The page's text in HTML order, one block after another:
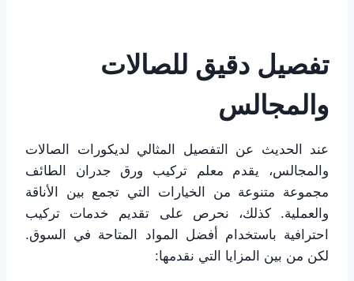
تفصيل دقيق للصالات
والمجالس
عند الحديث عن التفصيل المثالي لديكورات الصالات
والمجالس، يقدم معلم تركيب ورق جدران الطائف
مجموعة متنوعة من الخيارات التي تجمع بين الأناقة
والعملية. كذلك، نحرص على تقديم خدمات تركيب
احترافية باستخدام أفضل المواد المتاحة في السوق.
لكن من بين المزايا التي نقدمها: